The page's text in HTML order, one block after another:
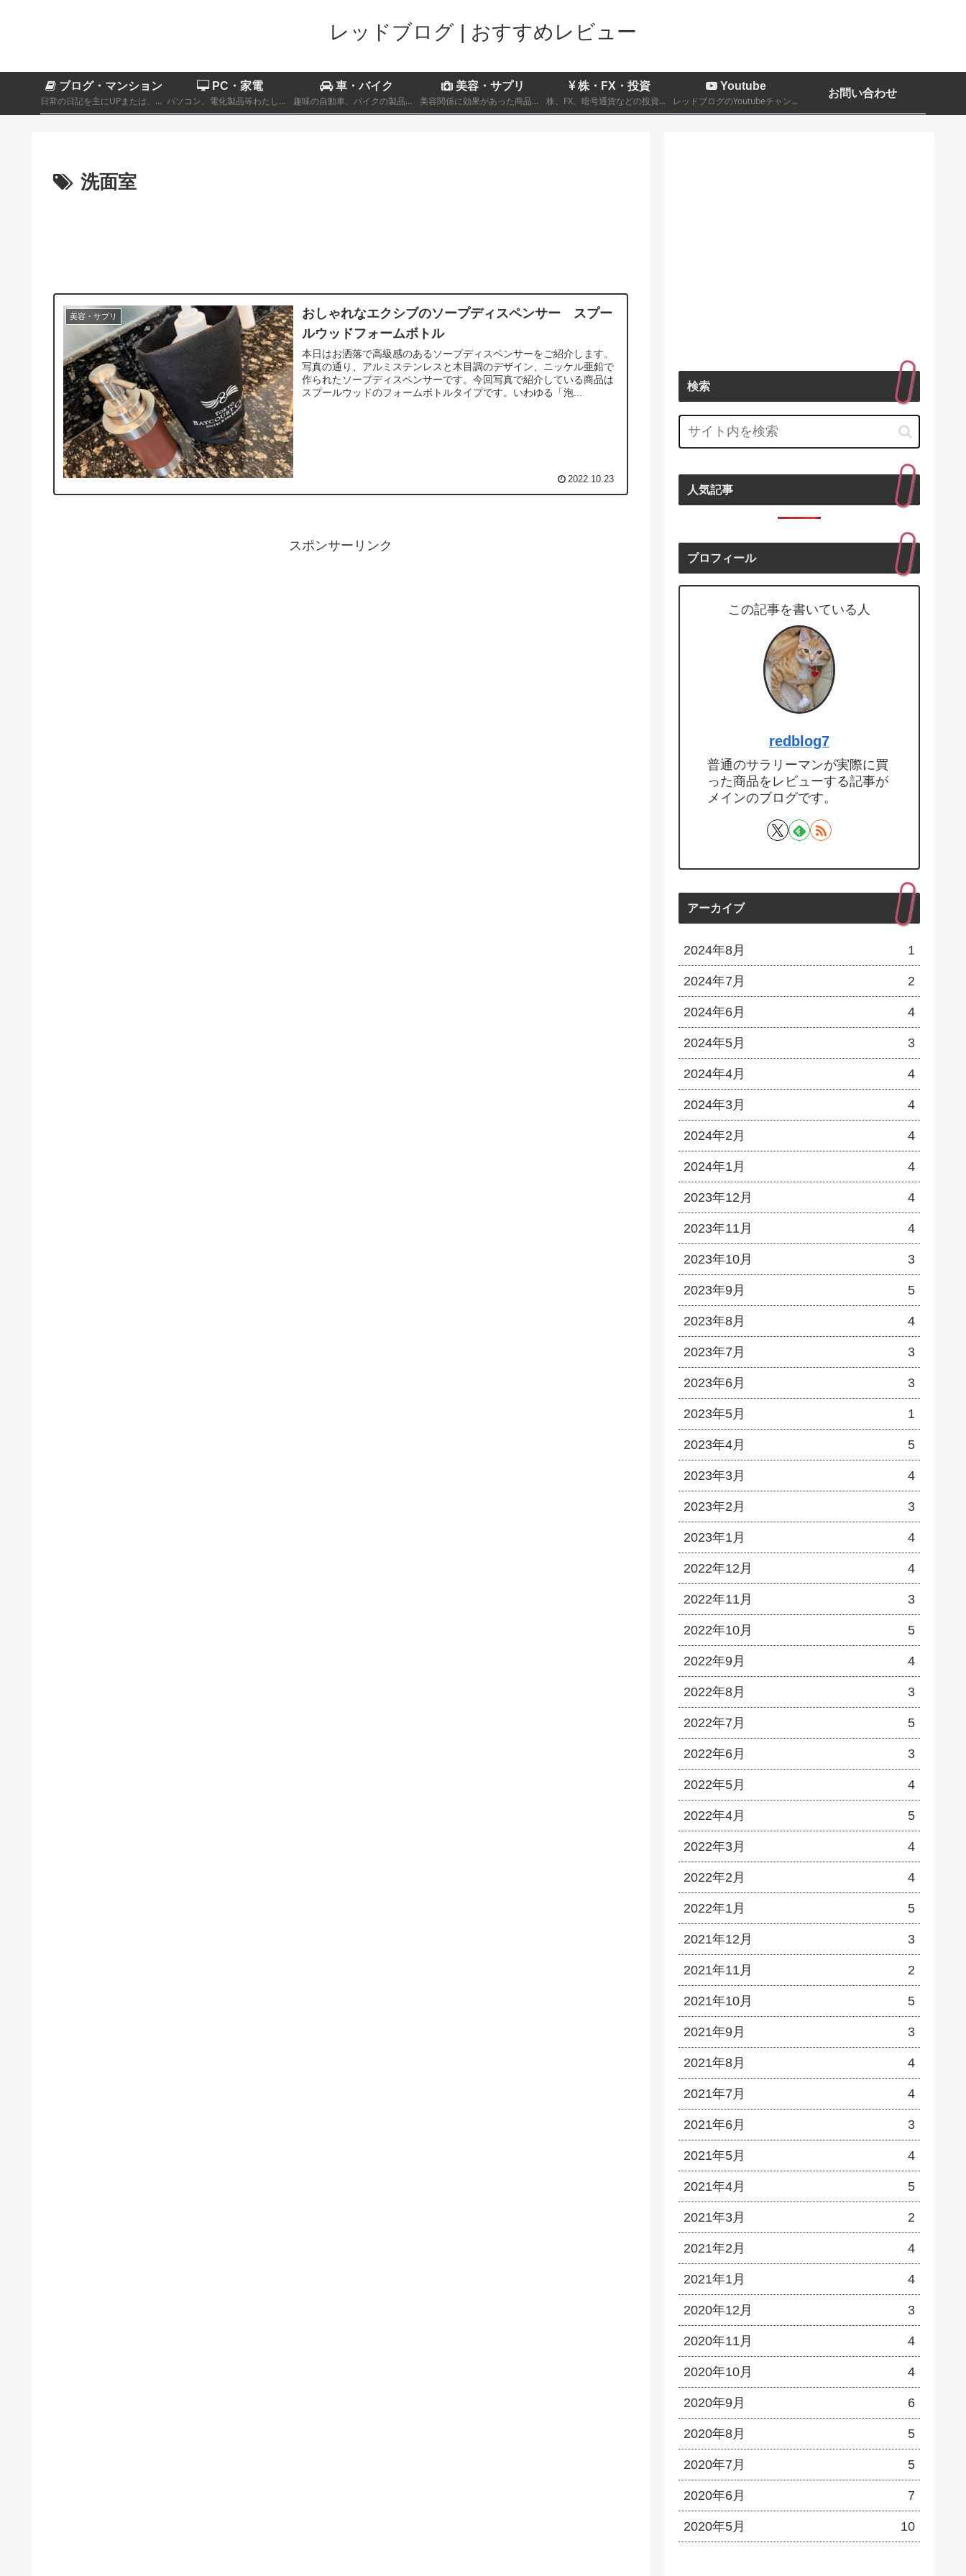
レッドブログ | おすすめレビュー
ブログ・マンション
日常の日記を主にUPまたは、カテゴリーに分類されないその他製品商品のレビュー記事。
PC・家電
パソコン、電化製品等わたし自身が実際に購入したものをレビューするカテゴリーです。
車・バイク
趣味の自動車、バイクの製品レビューおよび車両のインプレッション
美容・サプリ
美容関係に効果があった商品についてのレビュー記事を記載しております。
株・FX・投資
株、FX、暗号通貨などの投資関係についての記事
Youtube
レッドブログのYoutubeチャンネルです
お問い合わせ
洗面室
美容・サプリ
おしゃれなエクシブのソープディスペンサー スプー
ルウッドフォームボトル
本日はお洒落で高級感のあるソープディスペンサーをご紹介します。
写真の通り、アルミステンレスと木目調のデザイン、ニッケル亜鉛で
作られたソープディスペンサーです。今回写真で紹介している商品は
スプールウッドのフォームボトルタイプです。いわゆる「泡...
2022.10.23
スポンサーリンク
検索
人気記事
プロフィール
この記事を書いている人
redblog7
普通のサラリーマンが実際に買
った商品をレビューする記事が
メインのブログです。
アーカイブ
2024年8月 1
2024年7月 2
2024年6月 4
2024年5月 3
2024年4月 4
2024年3月 4
2024年2月 4
2024年1月 4
2023年12月 4
2023年11月 4
2023年10月 3
2023年9月 5
2023年8月 4
2023年7月 3
2023年6月 3
2023年5月 1
2023年4月 5
2023年3月 4
2023年2月 3
2023年1月 4
2022年12月 4
2022年11月 3
2022年10月 5
2022年9月 4
2022年8月 3
2022年7月 5
2022年6月 3
2022年5月 4
2022年4月 5
2022年3月 4
2022年2月 4
2022年1月 5
2021年12月 3
2021年11月 2
2021年10月 5
2021年9月 3
2021年8月 4
2021年7月 4
2021年6月 3
2021年5月 4
2021年4月 5
2021年3月 2
2021年2月 4
2021年1月 4
2020年12月 3
2020年11月 4
2020年10月 4
2020年9月 6
2020年8月 5
2020年7月 5
2020年6月 7
2020年5月 10